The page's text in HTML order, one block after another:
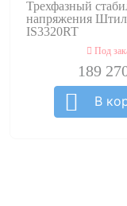
Трехфазный
напряжения
IS3320RT
Под
189
В